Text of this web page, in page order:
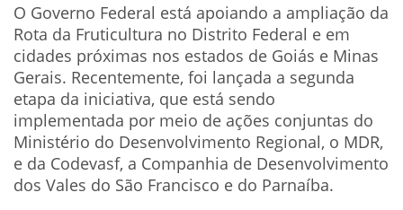
O Governo Federal está apoiando a ampliação da
Rota da Fruticultura no Distrito Federal e em
cidades próximas nos estados de Goiás e Minas
Gerais. Recentemente, foi lançada a segunda
etapa da iniciativa, que está sendo
implementada por meio de ações conjuntas do
Ministério do Desenvolvimento Regional, o MDR,
e da Codevasf, a Companhia de Desenvolvimento
dos Vales do São Francisco e do Parnaíba.